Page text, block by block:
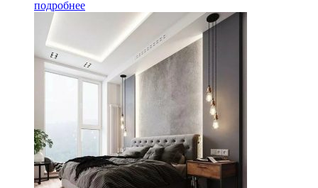
подробнее